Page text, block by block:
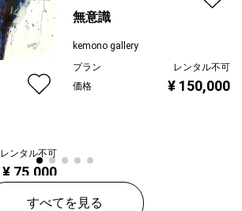
レンタル不可
¥ 75,000
無意識
kemono gallery
プラン
レンタル不可
価格
¥ 150,000
すべてを見る